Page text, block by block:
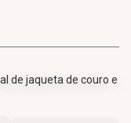
de jaqueta de couro e